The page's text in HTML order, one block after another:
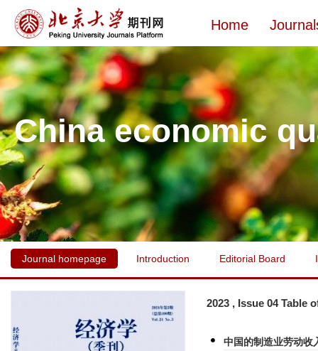
Home
China economic
Journal homepage Introduction Editorial Board
2023 , Issue 04 Table
中国的制造业劳动收